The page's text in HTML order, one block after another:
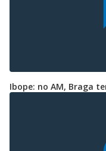
Ibope: no AM, Braga